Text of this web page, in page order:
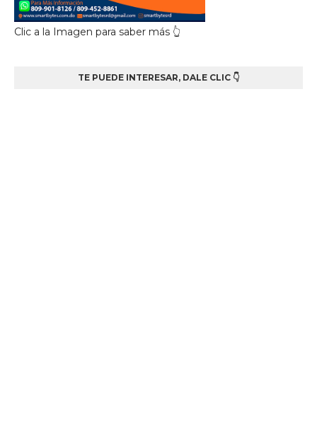
Clic a la Imagen para saber más 👆
TE PUEDE INTERESAR, DALE CLIC 👇